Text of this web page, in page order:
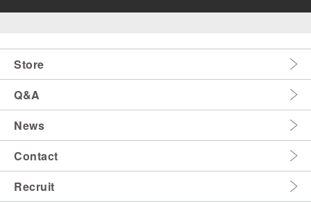
Store
Q&A
News
Contact
Recruit